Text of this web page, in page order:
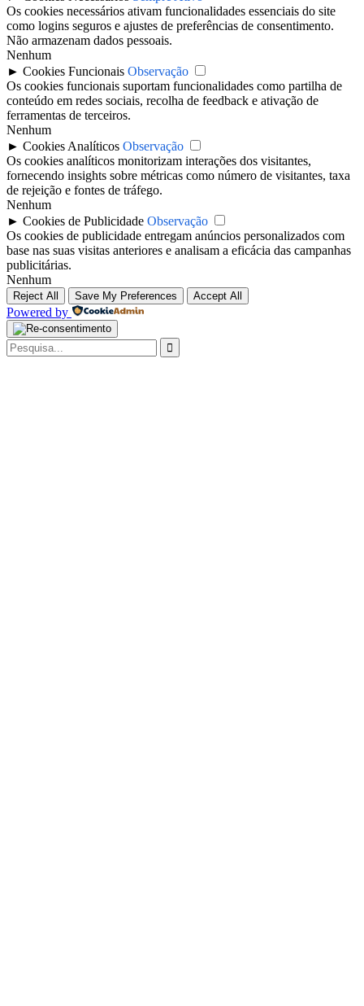
Os cookies necessários ativam funcionalidades essenciais do site
como logins seguros e ajustes de preferências de consentimento.
Não armazenam dados pessoais.
Nenhum
► Cookies Funcionais Observação
Os cookies funcionais suportam funcionalidades como partilha de
conteúdo em redes sociais, recolha de feedback e ativação de
ferramentas de terceiros.
Nenhum
► Cookies Analíticos Observação
Os cookies analíticos monitorizam interações dos visitantes,
fornecendo insights sobre métricas como número de visitantes, taxa
de rejeição e fontes de tráfego.
Nenhum
► Cookies de Publicidade Observação
Os cookies de publicidade entregam anúncios personalizados com
base nas suas visitas anteriores e analisam a eficácia das campanhas
publicitárias.
Nenhum
Reject All Save My Preferences Accept All
Powered by